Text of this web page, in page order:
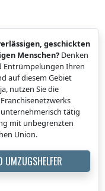
geschickten
Menschen? Denken
Entrümpelungen Ihren
auf diesem Gebiet
nutzen Sie die
tätig
mit unbegrenzten
Union.